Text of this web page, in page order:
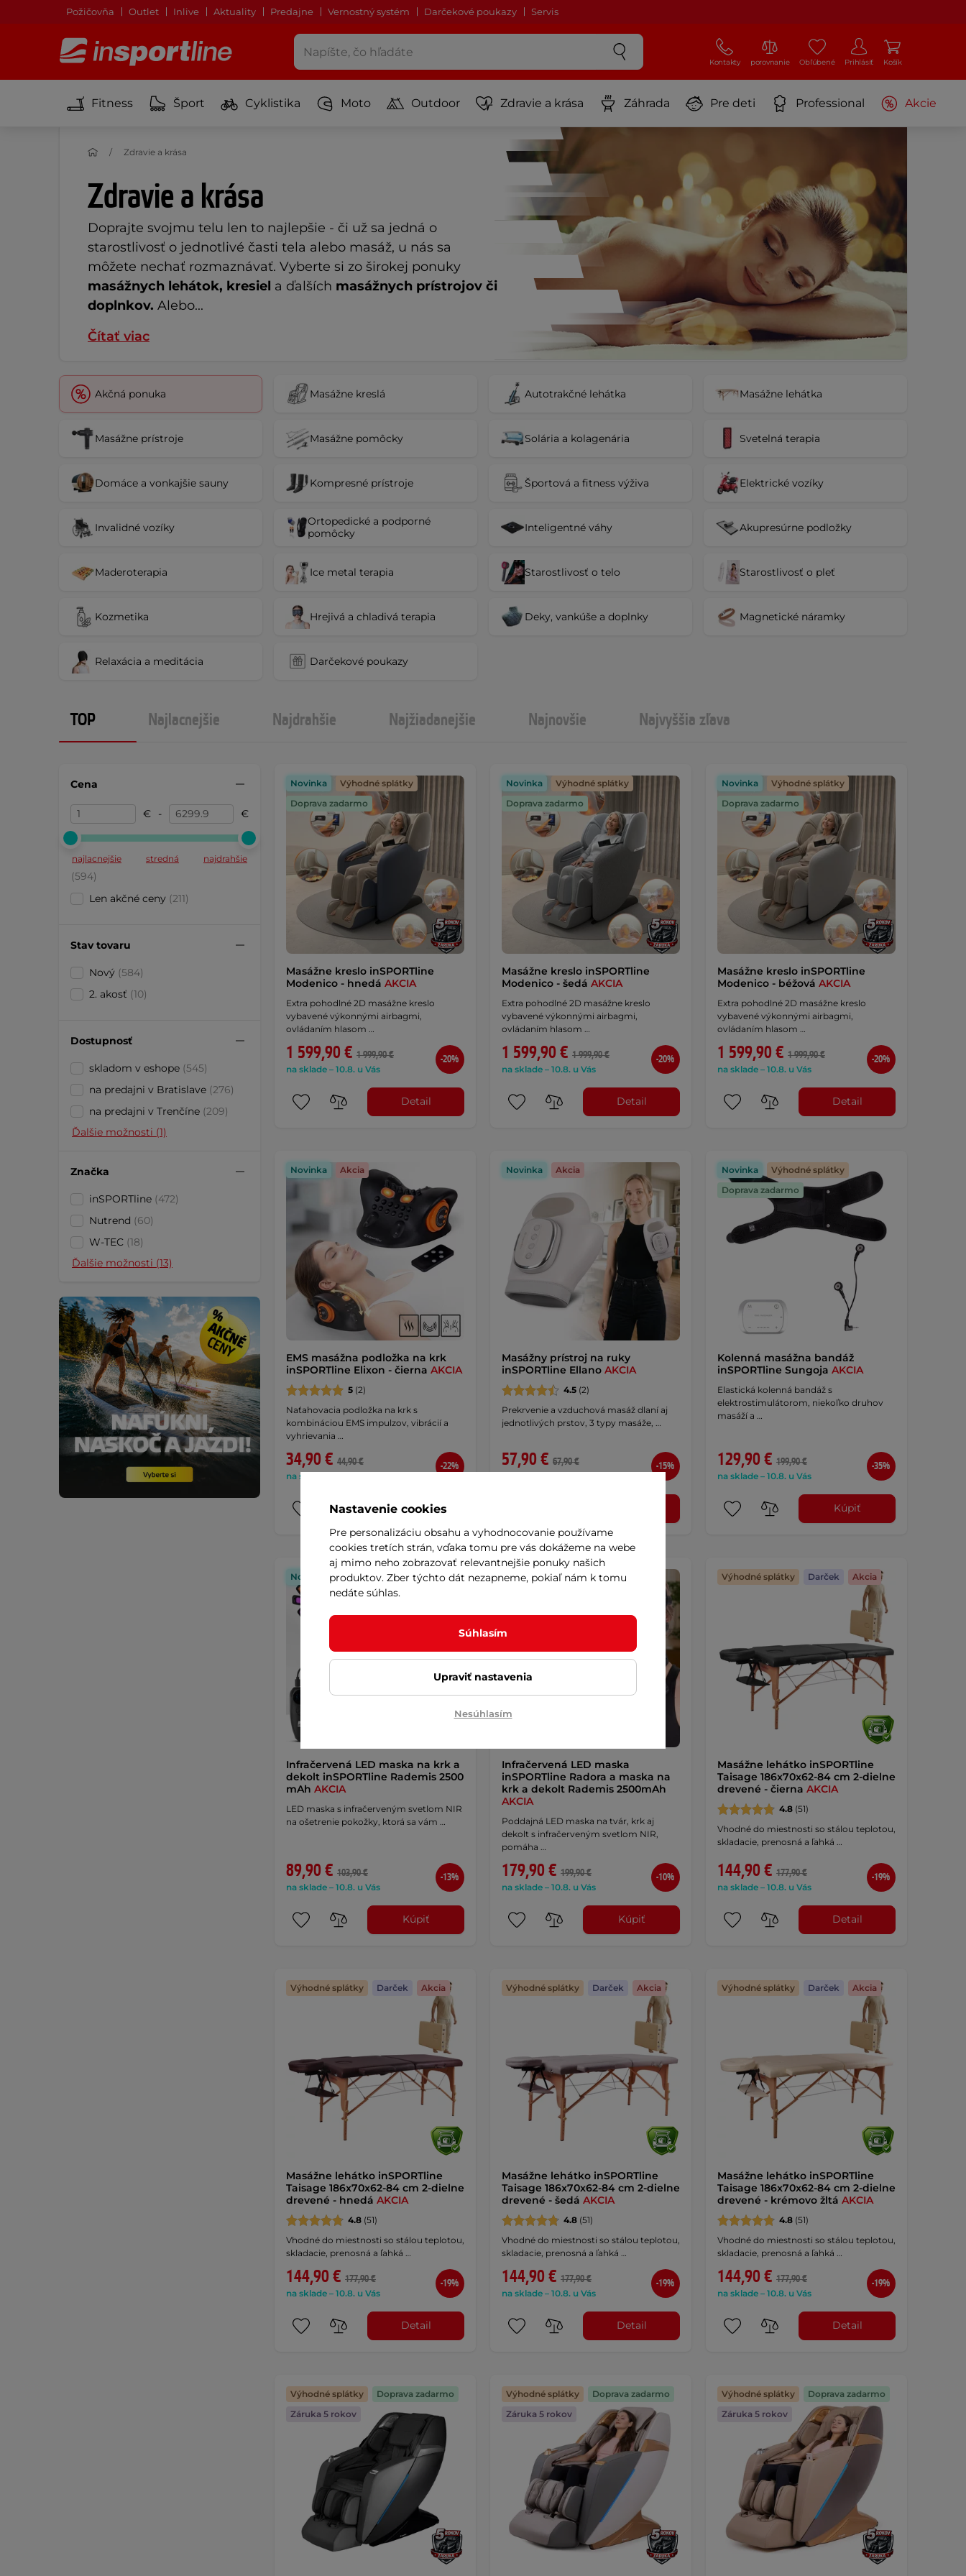
Požičovňa Outlet Inlive Aktuality Predajne Vernostný systém Darčekové poukazy Servis
Kontakty porovnanie Obľúbené Prihlásiť Košík
Fitness Šport Cyklistika Moto Outdoor Zdravie a krása Záhrada Pre deti Professional Akcie
Zdravie a krása
Doprajte svojmu telu len to najlepšie - či už sa jedná o
starostlivosť o jednotlivé časti tela alebo masáž, u nás sa
môžete nechať rozmaznávať. Vyberte si zo širokej ponuky
masážnych lehátok, kresiel a ďalších masážnych prístrojov či
doplnkov. Alebo...
Čítať viac
Zdravie a krása
Akčná ponuka Masážne kreslá Autotrakčné lehátka Masážne lehátka
Masážne prístroje Masážne pomôcky Solária a kolagenária Svetelná terapia
Domáce a vonkajšie sauny Kompresné prístroje Športová a fitness výživa Elektrické vozíky
Invalidné vozíky
Ortopedické a podporné
pomôcky
Inteligentné váhy Akupresúrne podložky
Maderoterapia Ice metal terapia Starostlivosť o telo Starostlivosť o pleť
Kozmetika Hrejivá a chladivá terapia Deky, vankúše a doplnky Magnetické náramky
Relaxácia a meditácia Darčekové poukazy
TOP Najlacnejšie Najdrahšie Najžiadanejšie Najnovšie Najvyššia zľava
Cena
€ - €
najlacnejšie stredná najdrahšie
(594)
Len akčné ceny (211)
Stav tovaru
Nový (584)
2. akosť (10)
Dostupnosť
skladom v eshope (545)
na predajni v Bratislave (276)
na predajni v Trenčíne (209)
Ďalšie možnosti (1)
Značka
inSPORTline (472)
Nutrend (60)
W-TEC (18)
Ďalšie možnosti (13)
Novinka
Výhodné splátky
Doprava zadarmo
Masážne kreslo inSPORTline
Modenico - hnedá AKCIA
Extra pohodlné 2D masážne kreslo
vybavené výkonnými airbagmi,
ovládaním hlasom …
1 599,90 € 1 999,90 €
na sklade – 10.8. u Vás
-20%
Detail
Novinka
Výhodné splátky
Doprava zadarmo
Masážne kreslo inSPORTline
Modenico - šedá AKCIA
Extra pohodlné 2D masážne kreslo
vybavené výkonnými airbagmi,
ovládaním hlasom …
1 599,90 € 1 999,90 €
na sklade – 10.8. u Vás
-20%
Detail
Novinka
Výhodné splátky
Doprava zadarmo
Masážne kreslo inSPORTline
Modenico - béžová AKCIA
Extra pohodlné 2D masážne kreslo
vybavené výkonnými airbagmi,
ovládaním hlasom …
1 599,90 € 1 999,90 €
na sklade – 10.8. u Vás
-20%
Detail
Novinka Akcia
EMS masážna podložka na krk
inSPORTline Elixon - čierna AKCIA
5 (2)
Naťahovacia podložka na krk s
kombináciou EMS impulzov, vibrácií a
vyhrievania …
34,90 € 44,90 €
na sklade – 10.8. u Vás
-22%
Detail
Novinka Akcia
Masážny prístroj na ruky
inSPORTline Ellano AKCIA
4.5(2)
Prekrvenie a vzduchová masáž dlaní aj
jednotlivých prstov, 3 typy masáže, …
57,90 € 67,90 € -15%
Novinka
Výhodné splátky
Doprava zadarmo
Kolenná masážna bandáž
inSPORTline Sungoja AKCIA
Elastická kolenná bandáž s
elektrostimulátorom, niekoľko druhov
masáží a …
129,90 € 199,90 €
na sklade – 10.8. u Vás
-35%
Kúpiť
Novinka Doprava zadarmo Akcia
Infračervená LED maska na krk a
dekolt inSPORTline Rademis 2500
mAh AKCIA
LED maska s infračerveným svetlom NIR
na ošetrenie pokožky, ktorá sa vám …
89,90 € 103,90 €
na sklade – 10.8. u Vás
-13%
Kúpiť
Novinka
Výhodné splátky
Infračervená LED maska
inSPORTline Radora a maska na
krk a dekolt Rademis 2500mAh
AKCIA
Poddajná LED maska na tvár, krk aj
dekolt s infračerveným svetlom NIR,
pomáha …
179,90 € 199,90 €
na sklade – 10.8. u Vás
-10%
Kúpiť
Výhodné splátky Darček Akcia
Masážne lehátko inSPORTline
Taisage 186x70x62-84 cm 2-dielne
drevené - čierna AKCIA
4.8(51)
Vhodné do miestnosti so stálou teplotou,
skladacie, prenosná a ľahká …
144,90 € 177,90 €
na sklade – 10.8. u Vás
-19%
Detail
Výhodné splátky Darček Akcia
Masážne lehátko inSPORTline
Taisage 186x70x62-84 cm 2-dielne
drevené - hnedá AKCIA
4.8 (51)
Vhodné do miestnosti so stálou teplotou,
skladacie, prenosná a ľahká …
144,90 € 177,90 €
na sklade – 10.8. u Vás
-19%
Detail
Výhodné splátky Darček Akcia
Masážne lehátko inSPORTline
Taisage 186x70x62-84 cm 2-dielne
drevené - šedá AKCIA
4.8(51)
Vhodné do miestnosti so stálou teplotou,
skladacie, prenosná a ľahká …
144,90 € 177,90 €
na sklade – 10.8. u Vás
-19%
Detail
Výhodné splátky Darček Akcia
Masážne lehátko inSPORTline
Taisage 186x70x62-84 cm 2-dielne
drevené - krémovo žltá AKCIA
4.8(51)
Vhodné do miestnosti so stálou teplotou,
skladacie, prenosná a ľahká …
144,90 € 177,90 €
na sklade – 10.8. u Vás
-19%
Detail
Výhodné splátky
Doprava zadarmo
Záruka 5 rokov
Výhodné splátky
Doprava zadarmo
Záruka 5 rokov
Výhodné splátky
Doprava zadarmo
Záruka 5 rokov
Nastavenie cookies
Pre personalizáciu obsahu a vyhodnocovanie používame
cookies tretích strán, vďaka tomu pre vás dokážeme na webe
aj mimo neho zobrazovať relevantnejšie ponuky našich
produktov. Zber týchto dát nezapneme, pokiaľ nám k tomu
nedáte súhlas.
Súhlasím
Upraviť nastavenia
Nesúhlasím